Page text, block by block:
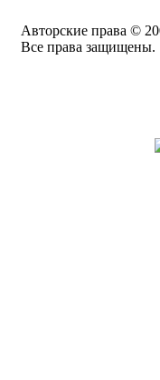
Авторские права ©
Все права защищены.